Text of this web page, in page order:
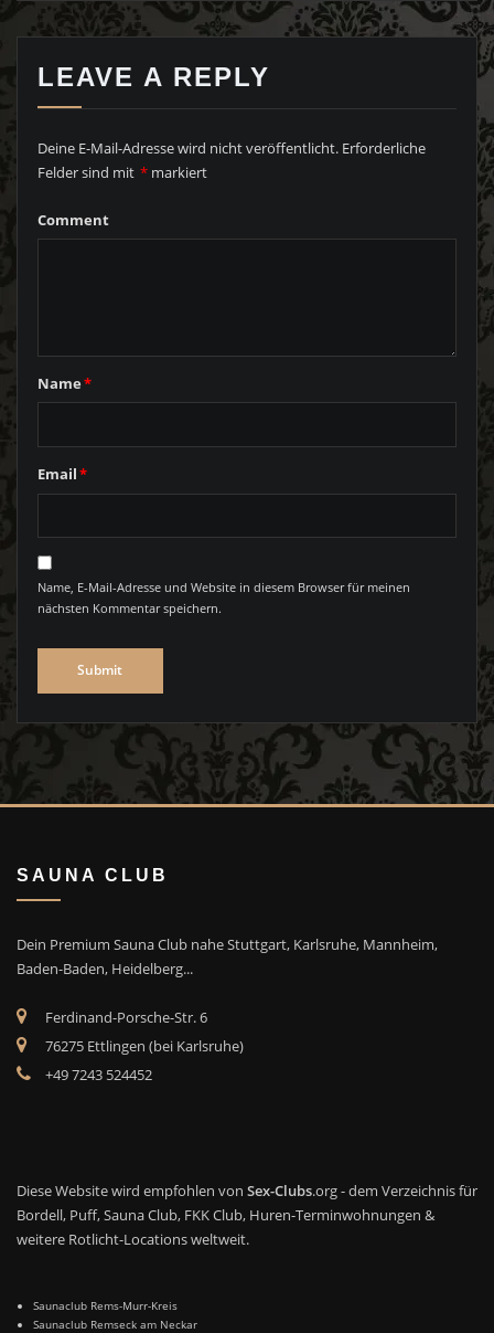
LEAVE A REPLY
Deine E-Mail-Adresse wird nicht veröffentlicht. Erforderliche
Felder sind mit * markiert
Comment
Name*
Email*
Name, E-Mail-Adresse und Website in diesem Browser für meinen
nächsten Kommentar speichern.
SAUNA CLUB
Dein Premium Sauna Club nahe Stuttgart, Karlsruhe, Mannheim,
Baden-Baden, Heidelberg...
Ferdinand-Porsche-Str. 6
76275 Ettlingen (bei Karlsruhe)
+49 7243 524452
Diese Website wird empfohlen von Sex-Clubs.org - dem Verzeichnis für
Bordell, Puff, Sauna Club, FKK Club, Huren-Terminwohnungen &
weitere Rotlicht-Locations weltweit.
Saunaclub Rems-Murr-Kreis
Saunaclub Remseck am Neckar